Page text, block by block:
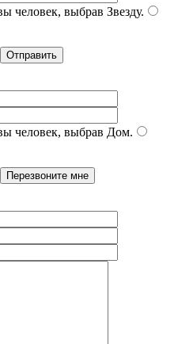
человек, выбрав Звезду.
человек, выбрав Дом.